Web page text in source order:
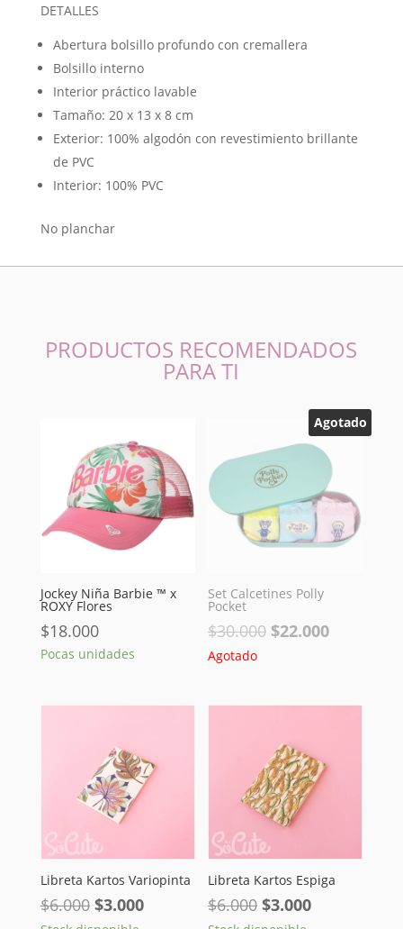
DETALLES
Abertura bolsillo profundo con cremallera
Bolsillo interno
Interior práctico lavable
Tamaño: 20 x 13 x 8 cm
Exterior: 100% algodón con revestimiento brillante
de PVC
Interior: 100% PVC
No planchar
PRODUCTOS RECOMENDADOS
PARA TI
Jockey Niña Barbie ™ x
ROXY Flores
$18.000
Pocas unidades
Agotado
Set Calcetines Polly
Pocket
$30.000 El
era:
$22.000El
es:
Agotado
Libreta Kartos Variopinta
$6.000 El
$3.000El
Libreta Kartos Espiga
$6.000 El
$3.000El